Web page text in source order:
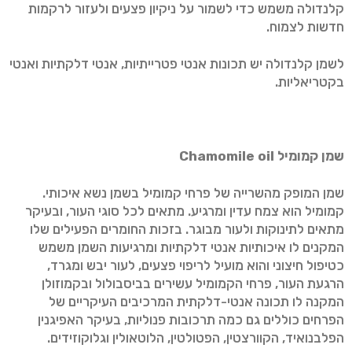
קלנדולה משמש כדי לשמור על ניקיון פצעים ולעזור לרקמות
חדשות לצמוח.
לשמן קלנדולה יש תכונות אנטי פטרייתיות, אנטי דלקתיות ואנטי
בקטריאליות.
שמן קמומיל Chamomile oil
שמן המופק מהשרייה של פרחי קמומיל בשמן נשא איכותי.
קמומיל הוא צמח עדין ומרגיע. מתאים לכל סוגי העור, ובעיקר
מתאים לתינוקות ולעור מבוגר. בזכות החומרים הפעילים שלו
המקנים לו איכותיות אנטי דלקתיות ומרגיעות השמן משמש
כטיפול חיצוני והוא מועיל לריפוי פצעים, לעור יבש ומגרד,
הרגעת העור, פרחי הקמומיל עשירים בביסבולול ובקמוזולן
המקנה לו תכונה אנטי-דלקתית המרכיבים העיקריים של
הפרחים כוללים גם כמה תרכובות פנוליות, בעיקר האפיגנין
הפלבנואיד, הקוורצטין, הפטולטין, הלוטאולין וגלוקוזידים.